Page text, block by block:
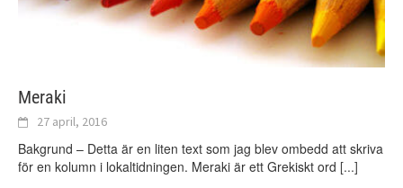
Meraki
27 april, 2016
Bakgrund – Detta är en liten text som jag blev ombedd att skriva
för en kolumn i lokaltidningen. Meraki är ett Grekiskt ord [...]